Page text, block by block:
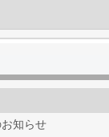
知らせ